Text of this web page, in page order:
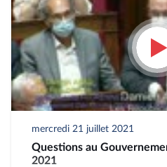
mercredi 21 juillet 2021
Questions au
2021